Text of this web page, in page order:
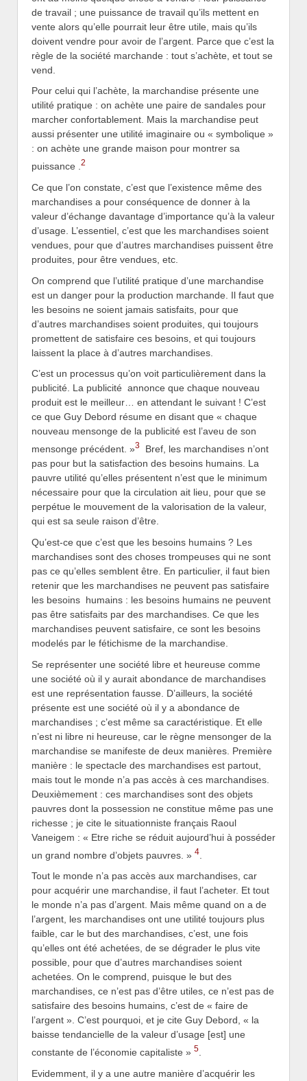
de travail ; une puissance de travail qu’ils mettent en
vente alors qu’elle pourrait leur être utile, mais qu’ils
doivent vendre pour avoir de l’argent. Parce que c’est la
règle de la société marchande : tout s’achète, et tout se
vend.
Pour celui qui l’achète, la marchandise présente une
utilité pratique : on achète une paire de sandales pour
marcher confortablement. Mais la marchandise peut
aussi présenter une utilité imaginaire ou « symbolique »
: on achète une grande maison pour montrer sa
puissance . 2
Ce que l’on constate, c’est que l’existence même des
marchandises a pour conséquence de donner à la
valeur d’échange davantage d’importance qu’à la valeur
d’usage. L’essentiel, c’est que les marchandises soient
vendues, pour que d’autres marchandises puissent être
produites, pour être vendues, etc.
On comprend que l’utilité pratique d’une marchandise
est un danger pour la production marchande. Il faut que
les besoins ne soient jamais satisfaits, pour que
d’autres marchandises soient produites, qui toujours
promettent de satisfaire ces besoins, et qui toujours
laissent la place à d’autres marchandises.
C’est un processus qu’on voit particulièrement dans la
publicité. La publicité annonce que chaque nouveau
produit est le meilleur… en attendant le suivant ! C’est
ce que Guy Debord résume en disant que « chaque
nouveau mensonge de la publicité est l’aveu de son
mensonge précédent. »3
Bref, les marchandises n’ont
pas pour but la satisfaction des besoins humains. La
pauvre utilité qu’elles présentent n’est que le minimum
nécessaire pour que la circulation ait lieu, pour que se
perpétue le mouvement de la valorisation de la valeur,
qui est sa seule raison d’être.
Qu’est-ce que c’est que les besoins humains ? Les
marchandises sont des choses trompeuses qui ne sont
pas ce qu’elles semblent être. En particulier, il faut bien
retenir que les marchandises ne peuvent pas satisfaire
les besoins humains : les besoins humains ne peuvent
pas être satisfaits par des marchandises. Ce que les
marchandises peuvent satisfaire, ce sont les besoins
modelés par le fétichisme de la marchandise.
Se représenter une société libre et heureuse comme
une société où il y aurait abondance de marchandises
est une représentation fausse. D’ailleurs, la société
présente est une société où il y a abondance de
marchandises ; c’est même sa caractéristique. Et elle
n’est ni libre ni heureuse, car le règne mensonger de la
marchandise se manifeste de deux manières. Première
manière : le spectacle des marchandises est partout,
mais tout le monde n’a pas accès à ces marchandises.
Deuxièmement : ces marchandises sont des objets
pauvres dont la possession ne constitue même pas une
richesse ; je cite le situationniste français Raoul
Vaneigem : « Etre riche se réduit aujourd’hui à posséder
un grand nombre d’objets pauvres. » 4
Tout le monde n’a pas accès aux marchandises, car
pour acquérir une marchandise, il faut l’acheter. Et tout
le monde n’a pas d’argent. Mais même quand on a de
l’argent, les marchandises ont une utilité toujours plus
faible, car le but des marchandises, c’est, une fois
qu’elles ont été achetées, de se dégrader le plus vite
possible, pour que d’autres marchandises soient
achetées. On le comprend, puisque le but des
marchandises, ce n’est pas d’être utiles, ce n’est pas de
satisfaire des besoins humains, c’est de « faire de
l’argent ». C’est pourquoi, et je cite Guy Debord, « la
baisse tendancielle de la valeur d’usage [est] une
constante de l’économie capitaliste » 5
Evidemment, il y a une autre manière d’acquérir les